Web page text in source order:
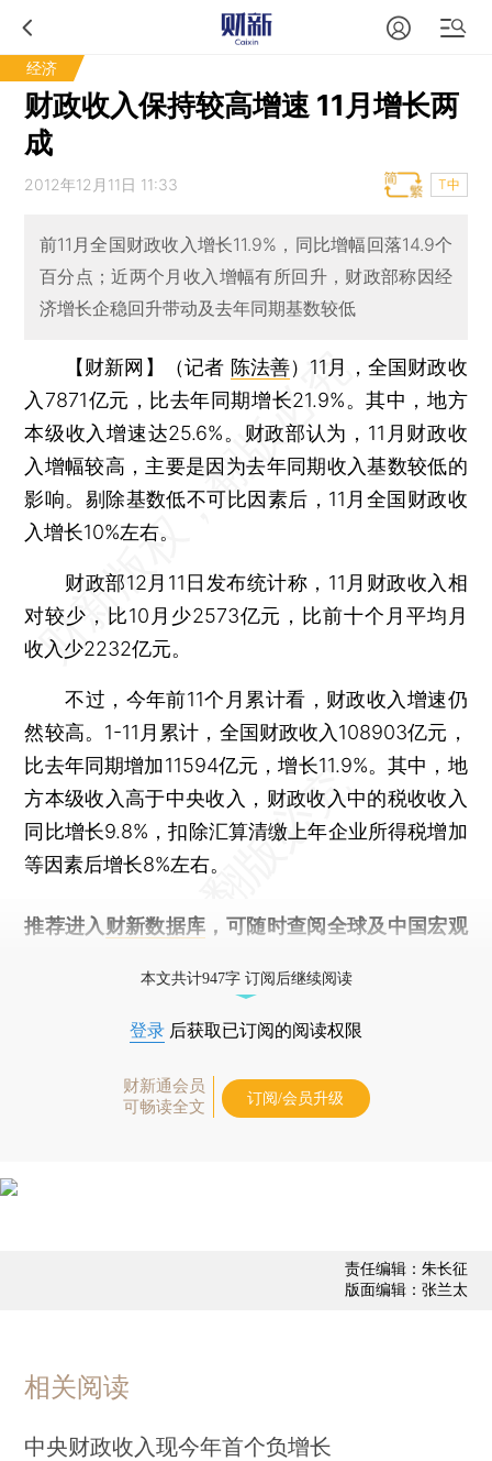
经济
财政收入保持较高增速 11月增长两
成
2012年12月11日 11:33 T中
前11月全国财政收入增长11.9%，同比增幅回落14.9个
百分点；近两个月收入增幅有所回升，财政部称因经
济增长企稳回升带动及去年同期基数较低
【财新网】（记者 陈法善） 11月，全国财政收
入7871亿元，比去年同期增长21.9%。其中，地方
本级收入增速达25.6%。财政部认为，11月财政收
入增幅较高，主要是因为去年同期收入基数较低的
影响。剔除基数低不可比因素后，11月全国财政收
入增长10%左右。
财政部12月11日发布统计称，11月财政收入相
对较少，比10月少2573亿元，比前十个月平均月
收入少2232亿元。
不过，今年前11个月累计看，财政收入增速仍
然较高。1-11月累计，全国财政收入108903亿元，
比去年同期增加11594亿元，增长11.9%。其中，地
方本级收入高于中央收入，财政收入中的税收收入
同比增长9.8%，扣除汇算清缴上年企业所得税增加
等因素后增长8%左右。
推荐进入 财新数据库 ，可随时查阅全球及中国宏观
本文共计947字 订阅后继续阅读
登录 后获取已订阅的阅读权限
财新通会员
可畅读全文
订阅/会员升级
责任编辑：朱长征
版面编辑：张兰太
相关阅读
中央财政收入现今年首个负增长